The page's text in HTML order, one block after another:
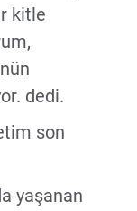
kitle
dedi.
son
yaşanan